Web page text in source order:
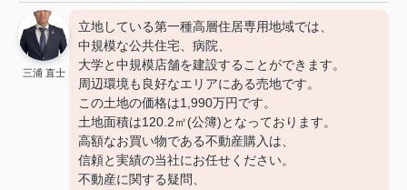
三浦 直士
立地している第一種高層住居専用地域では、
中規模な公共住宅、病院、
大学と中規模店舗を建設することができます。
周辺環境も良好なエリアにある売地です。
この土地の価格は1,990万円です。
土地面積は120.2㎡(公簿)となっております。
高額なお買い物である不動産購入は、
信頼と実績の当社にお任せください。
不動産に関する疑問、